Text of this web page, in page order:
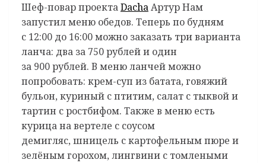
Шеф-повар проектаDachaАртур Нам
запустил меню обедов. Теперь по будням
с 12:00 до 16:00 можно заказать три варианта
ланча: два за 750 рублей и один
за 900 рублей. В меню ланчей можно
попробовать: крем-суп из батата, говяжий
бульон, куриный с птитим, салат с тыквой и
тартин с ростбифом. Также в меню есть
курица на вертеле с соусом
демигляс, шницель с картофельным пюре и
зелёным горохом, лингвини с томлеными